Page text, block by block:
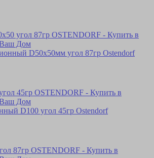
D50х50мм угол 87гр Ostendorf
D100 угол 45гр Ostendorf